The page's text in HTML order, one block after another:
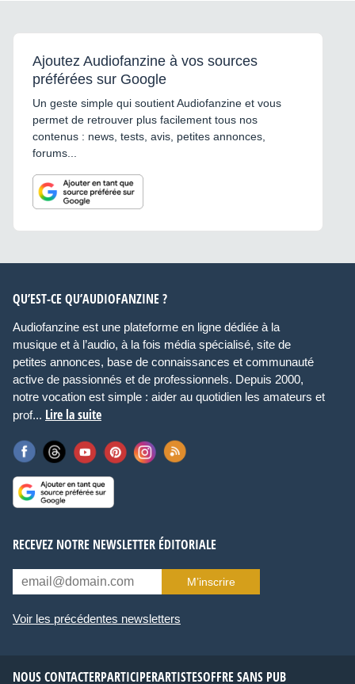
Ajoutez Audiofanzine à vos sources
préférées sur Google
Un geste simple qui soutient Audiofanzine et vous
permet de retrouver plus facilement tous nos
contenus : news, tests, avis, petites annonces,
forums...
QU’EST-CE QU’AUDIOFANZINE ?
Audiofanzine est une plateforme en ligne dédiée à la
musique et à l’audio, à la fois média spécialisé, site de
petites annonces, base de connaissances et communauté
active de passionnés et de professionnels. Depuis 2000,
notre vocation est simple : aider au quotidien les amateurs et
prof... Lire la suite
RECEVEZ NOTRE NEWSLETTER ÉDITORIALE
M’inscrire
Voir les précédentes newsletters
NOUS CONTACTERPARTICIPERARTISTESOFFRE SANS PUB